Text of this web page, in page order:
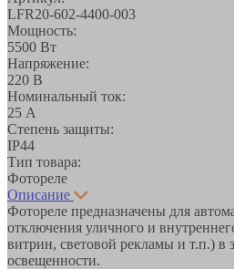
LFR20-602-4400-003
Мощность:
5500 Вт
Напряжение:
220 В
Номинальный ток:
25 А
Степень защиты:
IP44
Тип товара:
Фотореле
Описание
Фотореле предназначены для
отключения уличного и
витрин, световой рекламы и т.п.) в
освещенности.